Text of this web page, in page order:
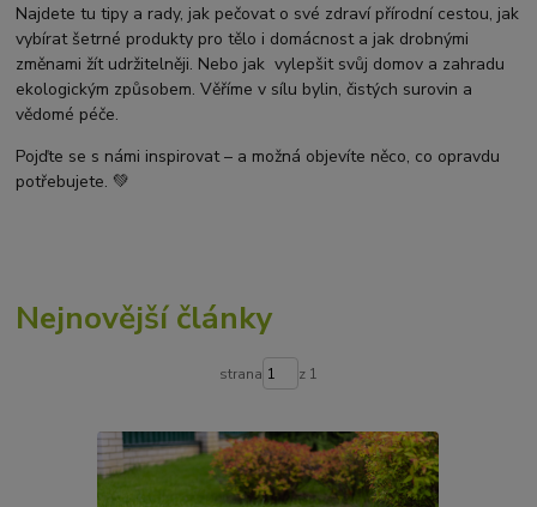
Mastná pokožka hlavy a lupy
Svědění pokožky hlavy
Kvasinky a lupy
diadnostické testy
měření moči
hodnota pH kyselý zásaditý
neutrální
měření pH
Najdete tu tipy a rady, jak pečovat o své zdraví přírodní cestou, jak
vybírat šetrné produkty pro tělo i domácnost a jak drobnými
změnami žít udržitelněji. Nebo jak vylepšit svůj domov a zahradu
ekologickým způsobem. Věříme v sílu bylin, čistých surovin a
vědomé péče.
Pojďte se s námi inspirovat – a možná objevíte něco, co opravdu
potřebujete. 💚
Nejnovější články
strana z 1